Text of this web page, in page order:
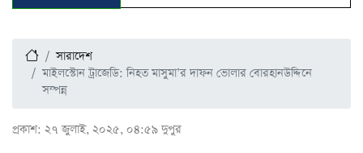
সারাদেশ
মাইলস্টোন ট্রাজেডি: নিহত মাসুমা’র দাফন ভোলার বোরহানউদ্দিনে
সম্পন্ন
প্রকাশ: ২৭ জুলাই, ২০২৫, ০৪:৫৯ দুপুর